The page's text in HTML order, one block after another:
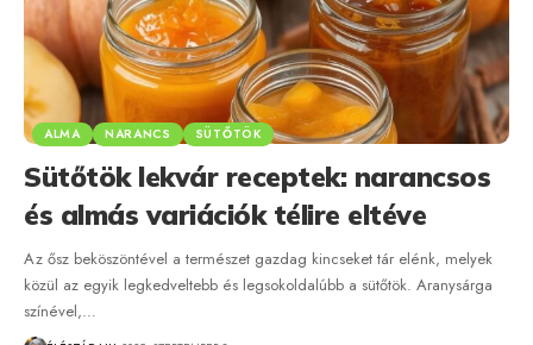
ALMA NARANCS SÜTŐTÖK
Sütőtök lekvár receptek: narancsos
és almás variációk télire eltéve
Az ősz beköszöntével a természet gazdag kincseket tár elénk, melyek
közül az egyik legkedveltebb és legsokoldalúbb a sütőtök. Aranysárga
színével,…